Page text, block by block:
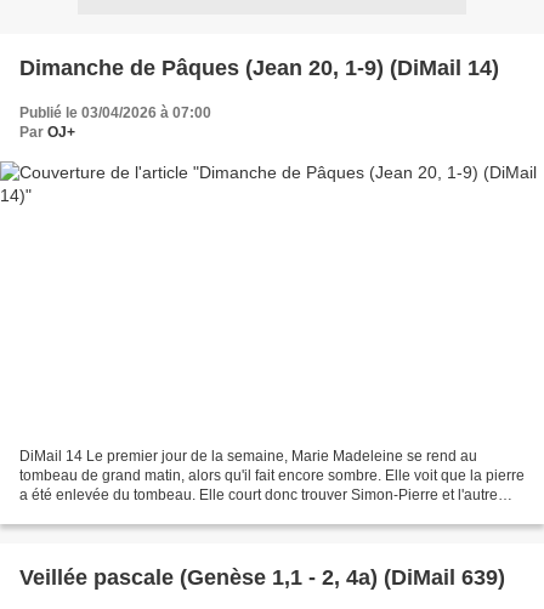
Dimanche de Pâques (Jean 20, 1-9) (DiMail 14)
Publié le 03/04/2026 à 07:00
Par OJ+
DiMail 14 Le premier jour de la semaine, Marie Madeleine se rend au
tombeau de grand matin, alors qu'il fait encore sombre. Elle voit que la pierre
a été enlevée du tombeau. Elle court donc trouver Simon-Pierre et l'autre
Veillée pascale (Genèse 1,1 - 2, 4a) (DiMail 639)